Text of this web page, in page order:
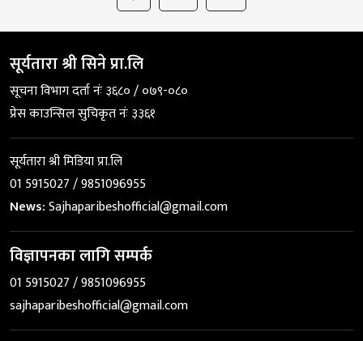
सूर्यतारा श्री सिने प्रा.लि
सूचना विभाग दर्ता नंः ३६८० / ०७९-०८०
प्रेस काउन्सिल सुचिकृत नंः ३३६१
सूर्यतारा श्री मिडिया प्रा.लि
01 5915027 / 9851096955
News:Sajhaparibeshofficial@gmail.com
विज्ञापनका लागि सम्पर्क
01 5915027 / 9851096955
sajhaparibeshofficial@gmail.com